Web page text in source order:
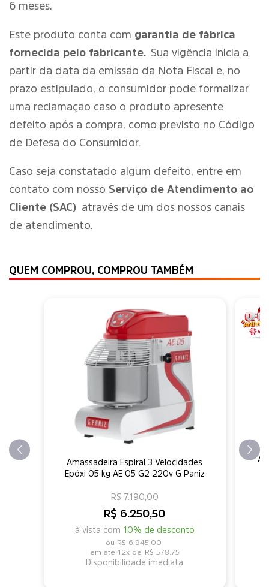
6 meses.
Este produto conta com garantia de fábrica
fornecida pelo fabricante. Sua vigência inicia a
partir da data da emissão da Nota Fiscal e, no
prazo estipulado, o consumidor pode formalizar
uma reclamação caso o produto apresente
defeito após a compra, como previsto no Código
de Defesa do Consumidor.
Caso seja constatado algum defeito, entre em
contato com nosso Serviço de Atendimento ao
Cliente (SAC) através de um dos nossos canais
de atendimento.
QUEM COMPROU, COMPROU TAMBÉM
Amassadeira Espiral 3 Velocidades
Epóxi 05 kg AE 05 G2 220v G Paniz
R$ 6.250,50
à vista com 10% de desconto
R$ 7.190,00
R$ 6.945,00
12x de R$ 578,75
Disponibilidade imediata